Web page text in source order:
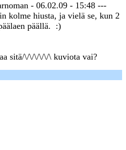
- 06.02.09 - 15:48 ---
kolme hiusta, ja vielä se, kun 2
päällä. :)
sitä/\/\/\/\/\/\ kuviota vai?